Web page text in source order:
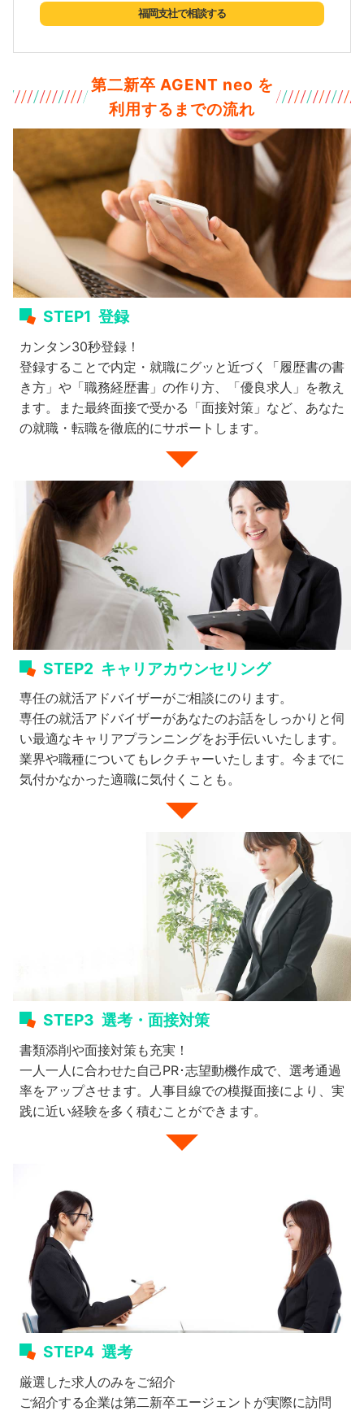
福岡支社で相談する
第二新卒 AGENT neo を
利用するまでの流れ
STEP1 登録
カンタン30秒登録！
登録することで内定・就職にグッと近づく「履歴書の書
き方」や「職務経歴書」の作り方、「優良求人」を教え
ます。また最終面接で受かる「面接対策」など、あなた
の就職・転職を徹底的にサポートします。
STEP2 キャリアカウンセリング
専任の就活アドバイザーがご相談にのります。
専任の就活アドバイザーがあなたのお話をしっかりと伺
い最適なキャリアプランニングをお手伝いいたします。
業界や職種についてもレクチャーいたします。今までに
気付かなかった適職に気付くことも。
STEP3 選考・面接対策
書類添削や面接対策も充実！
一人一人に合わせた自己PR･志望動機作成で、選考通過
率をアップさせます。人事目線での模擬面接により、実
践に近い経験を多く積むことができます。
STEP4 選考
厳選した求人のみをご紹介
ご紹介する企業は第二新卒エージェントが実際に訪問